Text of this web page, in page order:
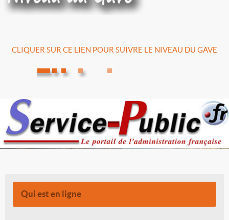
CLIQUER SUR CE LIEN POUR SUIVRE LE NIVEAU DU GAVE
Qui est en ligne